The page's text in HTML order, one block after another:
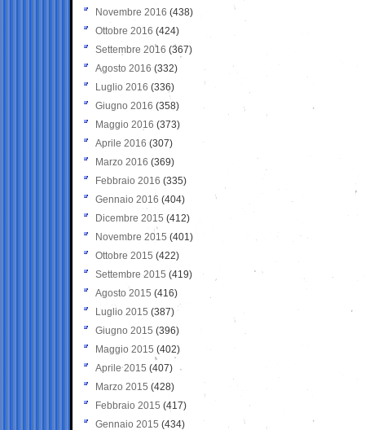
Novembre 2016 (438)
Ottobre 2016 (424)
Settembre 2016 (367)
Agosto 2016 (332)
Luglio 2016 (336)
Giugno 2016 (358)
Maggio 2016 (373)
Aprile 2016 (307)
Marzo 2016 (369)
Febbraio 2016 (335)
Gennaio 2016 (404)
Dicembre 2015 (412)
Novembre 2015 (401)
Ottobre 2015 (422)
Settembre 2015 (419)
Agosto 2015 (416)
Luglio 2015 (387)
Giugno 2015 (396)
Maggio 2015 (402)
Aprile 2015 (407)
Marzo 2015 (428)
Febbraio 2015 (417)
Gennaio 2015 (434)